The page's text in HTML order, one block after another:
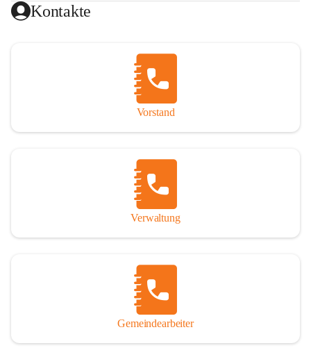
Kontakte
Vorstand
Verwaltung
Gemeindearbeiter